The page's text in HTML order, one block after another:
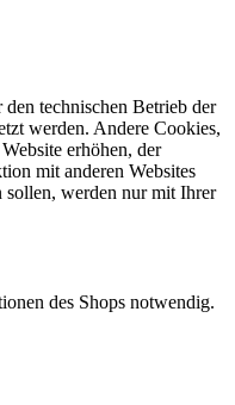
technischen Betrieb der
werden. Andere Cookies,
erhöhen, der
mit anderen Websites
sollen, werden nur mit Ihrer
des Shops notwendig.